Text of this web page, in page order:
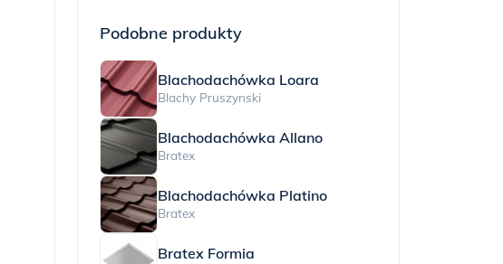
Podobne produkty
Blachodachówka Loara
Blachy Pruszynski
Blachodachówka Allano
Bratex
Blachodachówka Platino
Bratex
Bratex Formia